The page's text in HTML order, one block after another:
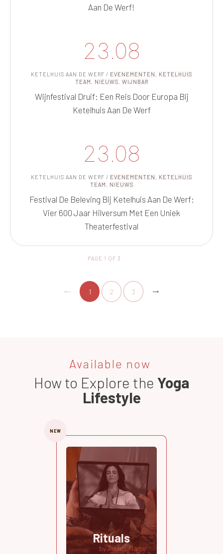
Aan De Werf!
23.08
KETELHUIS AAN DE WERF / EVENEMENTEN , KETELHUIS
TEAM , NIEUWS, WIJNBAR
Wijnfestival Druif: Een Reis Door Europa Bij
Ketelhuis Aan De Werf
23.08
KETELHUIS AAN DE WERF / EVENEMENTEN , KETELHUIS
TEAM , NIEUWS
Festival De Beleving Bij Ketelhuis Aan De Werf:
Vier 600 Jaar Hilversum Met Een Uniek
Theaterfestival
PAGE 1 OF 3
1 2 3
Available now
How to Explore the Yoga
Lifestyle
NEW
Rituals
by Author Name